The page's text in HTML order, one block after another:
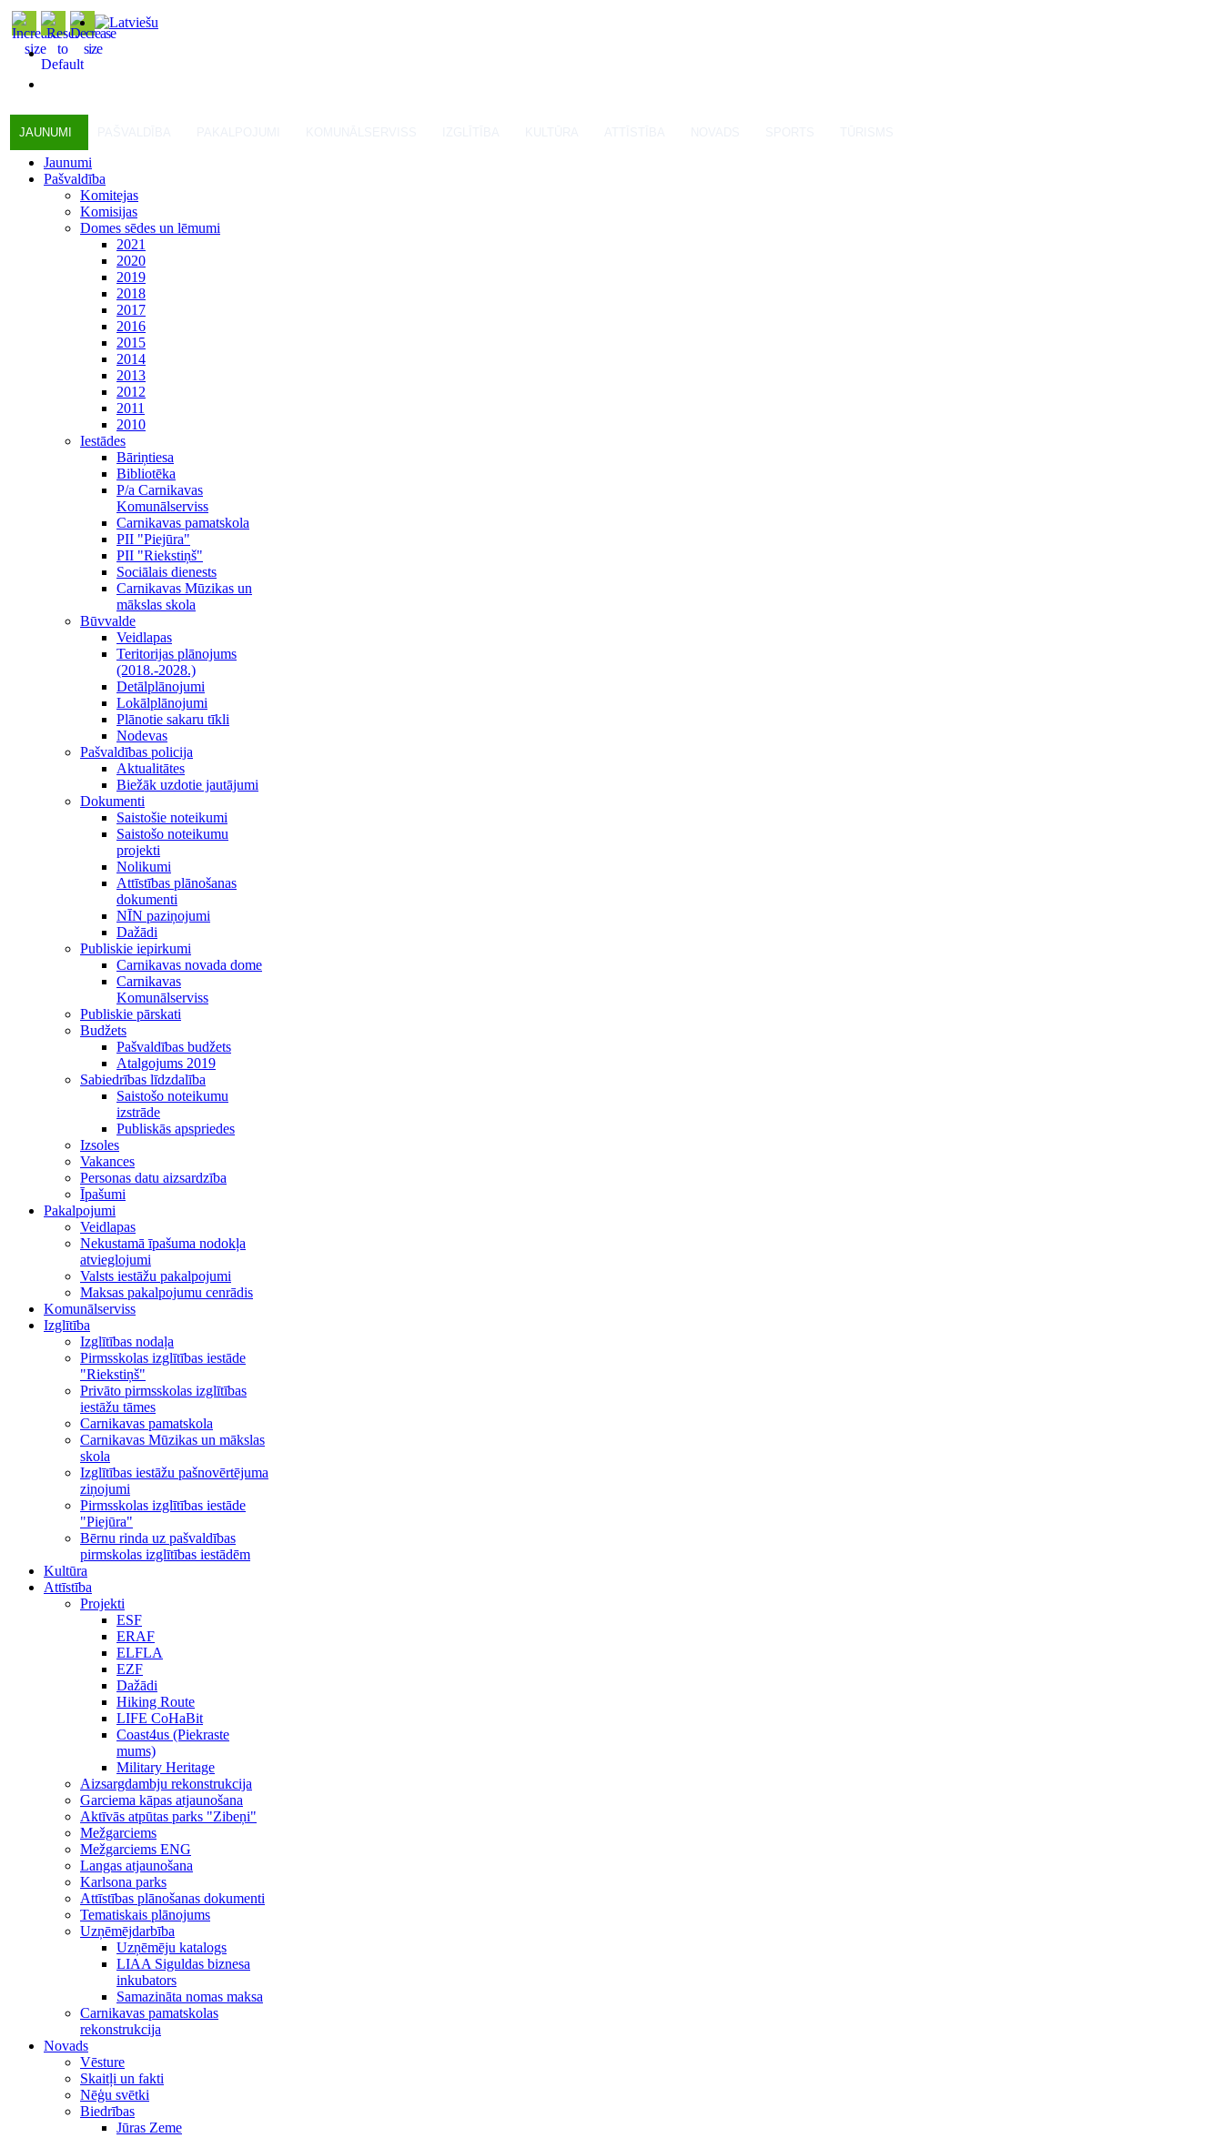
JAUNUMI
Jaunumi
Pašvaldība
Komitejas
Komisijas
Domes sēdes un lēmumi
2021
2020
2019
2018
2017
2016
2015
2014
2013
2012
2011
2010
Iestādes
Bāriņtiesa
Bibliotēka
P/a Carnikavas
Komunālserviss
Carnikavas pamatskola
PII "Piejūra"
PII "Riekstiņš"
Sociālais dienests
Carnikavas Mūzikas un
mākslas skola
Būvvalde
Veidlapas
Teritorijas plānojums
(2018.-2028.)
Detālplānojumi
Lokālplānojumi
Plānotie sakaru tīkli
Nodevas
Pašvaldības policija
Aktualitātes
Biežāk uzdotie jautājumi
Dokumenti
Saistošie noteikumi
Saistošo noteikumu
projekti
Nolikumi
Attīstības plānošanas
dokumenti
NĪN paziņojumi
Dažādi
Publiskie iepirkumi
Carnikavas novada dome
Carnikavas
Komunālserviss
Publiskie pārskati
Budžets
Pašvaldības budžets
Atalgojums 2019
Sabiedrības līdzdalība
Saistošo noteikumu
izstrāde
Publiskās apspriedes
Izsoles
Vakances
Personas datu aizsardzība
Īpašumi
Pakalpojumi
Veidlapas
Nekustamā īpašuma nodokļa
atvieglojumi
Valsts iestāžu pakalpojumi
Maksas pakalpojumu cenrādis
Komunālserviss
Izglītība
Izglītības nodaļa
Pirmsskolas izglītības iestāde
"Riekstiņš"
Privāto pirmsskolas izglītības
iestāžu tāmes
Carnikavas pamatskola
Carnikavas Mūzikas un mākslas
skola
Izglītības iestāžu pašnovērtējuma
ziņojumi
Pirmsskolas izglītības iestāde
"Piejūra"
Bērnu rinda uz pašvaldības
pirmskolas izglītības iestādēm
Kultūra
Attīstība
Projekti
ESF
ERAF
ELFLA
EZF
Dažādi
Hiking Route
LIFE CoHaBit
Coast4us (Piekraste
mums)
Military Heritage
Aizsargdambju rekonstrukcija
Garciema kāpas atjaunošana
Aktīvās atpūtas parks "Zibeņi"
Mežgarciems
Mežgarciems ENG
Langas atjaunošana
Karlsona parks
Attīstības plānošanas dokumenti
Tematiskais plānojums
Uzņēmējdarbība
Uzņēmēju katalogs
LIAA Siguldas biznesa
inkubators
Samazināta nomas maksa
Carnikavas pamatskolas
rekonstrukcija
Novads
Vēsture
Skaitļi un fakti
Nēģu svētki
Biedrības
Jūras Zeme